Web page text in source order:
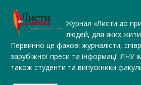
Журнал «Листи до
людей, для яких
Первинно це фахові журналісти,
зарубіжної преси та інформації ЛНУ
також студенти та випускники